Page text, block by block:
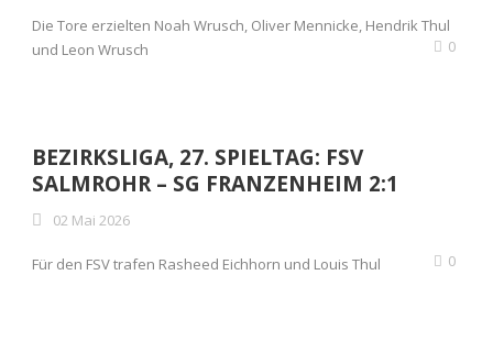
Die Tore erzielten Noah Wrusch, Oliver Mennicke, Hendrik Thul
und Leon Wrusch
0
BEZIRKSLIGA, 27. SPIELTAG: FSV
SALMROHR – SG FRANZENHEIM 2:1
02 Mai 2026
Für den FSV trafen Rasheed Eichhorn und Louis Thul 0